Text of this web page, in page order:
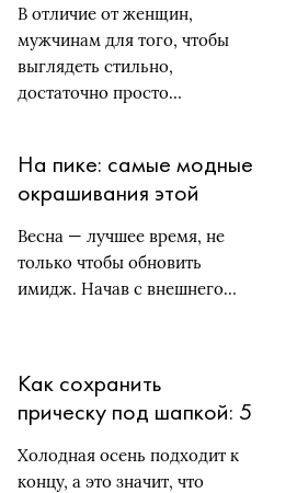
В отличие от женщин,
мужчинам для того, чтобы
выглядеть стильно,
достаточно просто…
На пике: самые модные
окрашивания этой
Весна — лучшее время, не
только чтобы обновить
имидж. Начав с внешнего…
Как сохранить
прическу под шапкой: 5
стилиста
Холодная осень подходит к
концу, а это значит, что